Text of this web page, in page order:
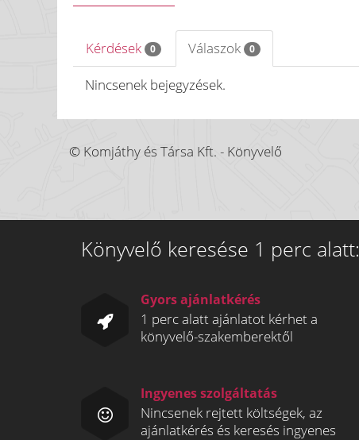
Kérdések 0 Válaszok 0
Nincsenek bejegyzések.
© Komjáthy és Társa Kft. - Könyvelő
Könyvelő keresése 1 perc alatt:
Gyors ajánlatkérés
1 perc alatt ajánlatot kérhet a
könyvelő-szakemberektől
Ingyenes szolgáltatás
Nincsenek rejtett költségek, az
ajánlatkérés és keresés ingyenes